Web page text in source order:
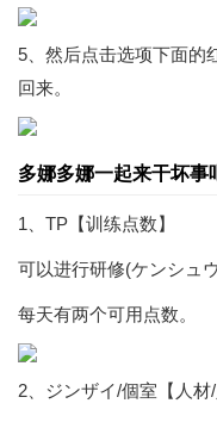
5、然后点击选项下面的
回来。
多娜多娜一起来干坏事
1、TP【训练点数】
可以进行研修(ケンシュ
每天有两个可用点数。
2、ジンザイ/個室【人材/